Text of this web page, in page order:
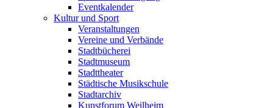
Eventkalender
Kultur und Sport
Veranstaltungen
Vereine und Verbände
Stadtbücherei
Stadtmuseum
Stadttheater
Städtische Musikschule
Stadtarchiv
Kunstforum Weilheim